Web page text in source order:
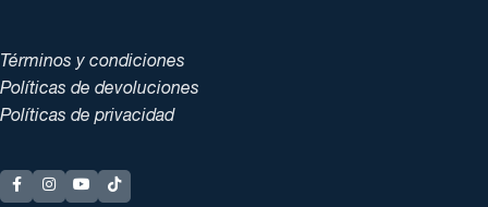
Términos y condiciones
Políticas de devoluciones
Políticas de privacidad